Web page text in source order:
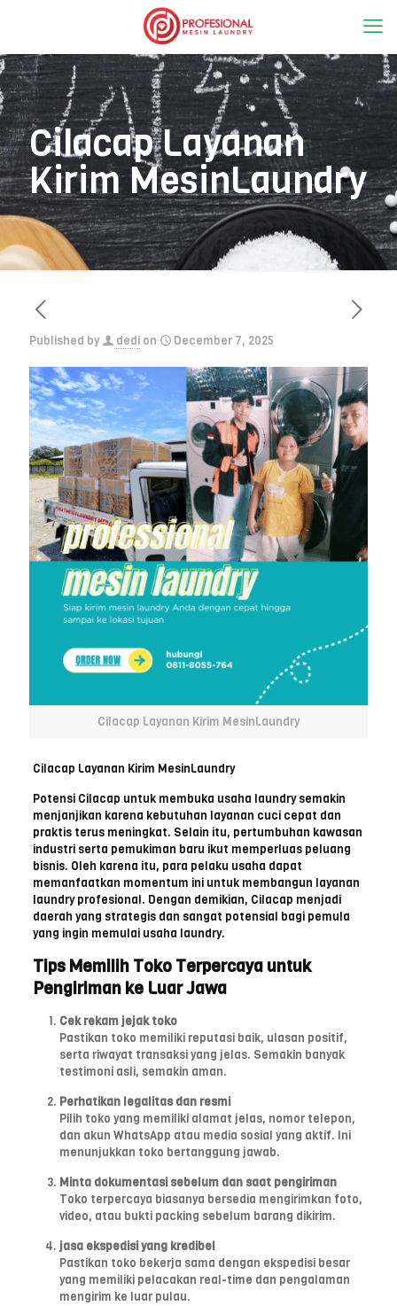
Cilacap Layanan
Kirim MesinLaundry
Published by dedi on December 7, 2025
Cilacap Layanan Kirim MesinLaundry
Cilacap Layanan Kirim MesinLaundry
Potensi Cilacap untuk membuka usaha laundry semakin
menjanjikan karena kebutuhan layanan cuci cepat dan
praktis terus meningkat. Selain itu, pertumbuhan kawasan
industri serta pemukiman baru ikut memperluas peluang
bisnis. Oleh karena itu, para pelaku usaha dapat
memanfaatkan momentum ini untuk membangun layanan
laundry profesional. Dengan demikian, Cilacap menjadi
daerah yang strategis dan sangat potensial bagi pemula
yang ingin memulai usaha laundry.
Tips Memilih Toko Terpercaya untuk
Pengiriman ke Luar Jawa
Cek rekam jejak toko
Pastikan toko memiliki reputasi baik, ulasan positif,
serta riwayat transaksi yang jelas. Semakin banyak
testimoni asli, semakin aman.
Perhatikan legalitas dan resmi
Pilih toko yang memiliki alamat jelas, nomor telepon,
dan akun WhatsApp atau media sosial yang aktif. Ini
menunjukkan toko bertanggung jawab.
Minta dokumentasi sebelum dan saat pengiriman
Toko terpercaya biasanya bersedia mengirimkan foto,
video, atau bukti packing sebelum barang dikirim.
jasa ekspedisi yang kredibel
Pastikan toko bekerja sama dengan ekspedisi besar
yang memiliki pelacakan real-time dan pengalaman
mengirim ke luar pulau.